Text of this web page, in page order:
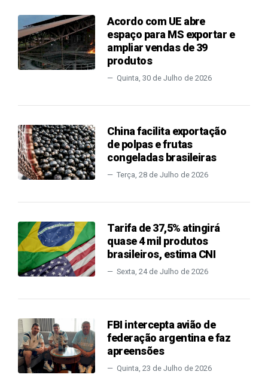
Acordo com UE abre
espaço para MS exportar e
ampliar vendas de 39
produtos
Quinta, 30 de Julho de 2026
China facilita exportação
de polpas e frutas
congeladas brasileiras
Terça, 28 de Julho de 2026
Tarifa de 37,5% atingirá
quase 4 mil produtos
brasileiros, estima CNI
Sexta, 24 de Julho de 2026
FBI intercepta avião de
federação argentina e faz
apreensões
Quinta, 23 de Julho de 2026